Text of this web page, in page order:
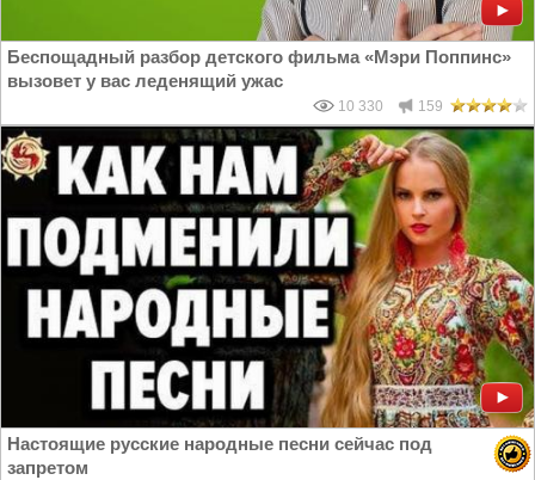
Беспощадный разбор детского фильма «Мэри Поппинс»
вызовет у вас леденящий ужас
10 330 159
Настоящие русские народные песни сейчас под
запретом